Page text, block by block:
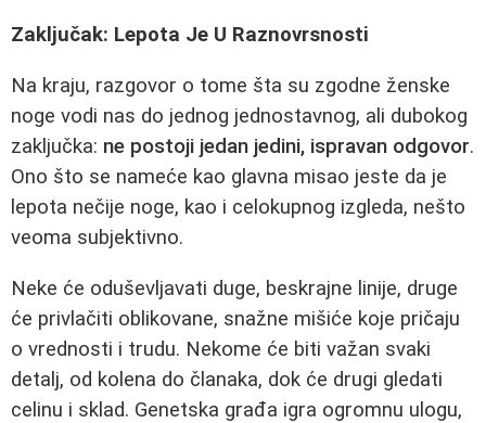
Zaključak: Lepota Je U Raznovrsnosti
Na kraju, razgovor o tome šta su zgodne ženske
noge vodi nas do jednog jednostavnog, ali dubokog
zaključka: ne postoji jedan jedini, ispravan odgovor.
Ono što se nameće kao glavna misao jeste da je
lepota nečije noge, kao i celokupnog izgleda, nešto
veoma subjektivno.
Neke će oduševljavati duge, beskrajne linije, druge
će privlačiti oblikovane, snažne mišiće koje pričaju
o vrednosti i trudu. Nekome će biti važan svaki
detalj, od kolena do članaka, dok će drugi gledati
celinu i sklad. Genetska građa igra ogromnu ulogu,